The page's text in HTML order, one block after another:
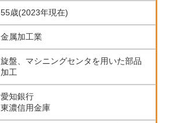
55歳(2023年現在)
金属加工業
旋盤、マシニングセンタを用いた部品
加工
愛知銀行
東濃信用金庫